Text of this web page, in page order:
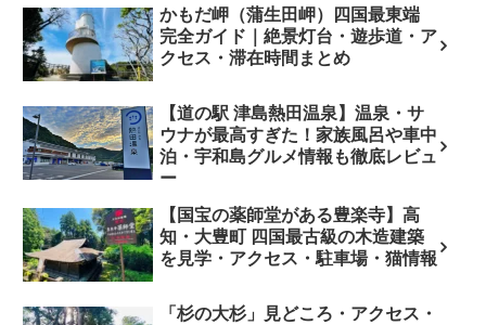
かもだ岬（蒲生田岬）四国最東端
完全ガイド｜絶景灯台・遊歩道・ア
クセス・滞在時間まとめ
【道の駅 津島熱田温泉】温泉・サ
ウナが最高すぎた！家族風呂や車中
泊・宇和島グルメ情報も徹底レビュ
ー
【国宝の薬師堂がある豊楽寺】高
知・大豊町 四国最古級の木造建築
を見学・アクセス・駐車場・猫情報
「杉の大杉」見どころ・アクセス・